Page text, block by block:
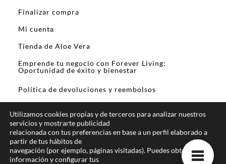
Finalizar compra
Mi cuenta
Tienda de Aloe Vera
Emprende tu negocio con Forever Living:
Oportunidad de éxito y bienestar
Política de devoluciones y reembolsos
En calidad de Afiliado de Amazon y otros
programas de afiliación, obtengo ingresos por las
Utilizamos cookies propias y de terceros para analizar nuestros
servicios y mostrarte publicidad
relacionada con tus preferencias en base a un perfil elaborado a
partir de tus hábitos de
navegación (por ejemplo, páginas visitadas). Puedes obtener más
información y configurar tus